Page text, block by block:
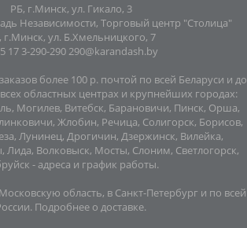
РБ, г.Минск, ул. Гикало, 3
Независимости, Торговый центр "Столица"
г.Минск, ул. Б.Хмельницкого, 7
17 3-290-290 290@karandash.by
более 100 р. почтой по всей Беларуси и до
областных центрах и крупнейших городах:
Могилев, Витебск, Барановичи, Пинск, Орша,
Жлобин, Речица, Солигорск, Борисов,
Лунинец, Дрогичин, Дзержинск, Вилейка,
Волковыск, Мосты, Слоним, Светлогорск,
- адреса и график работы.
область, в Санкт-Петербург и по всей
Подробнее о доставке.